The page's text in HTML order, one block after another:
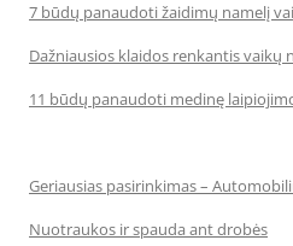
7 būdų panaudoti žaidimų namelį
Dažniausios klaidos renkantis vaikų
11 būdų panaudoti medinę
Geriausias pasirinkimas –
Nuotraukos ir spauda ant drobės